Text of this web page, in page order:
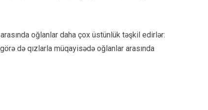
oğlanlar daha çox üstünlük təşkil edirlər:
də qızlarla müqayisədə oğlanlar arasında